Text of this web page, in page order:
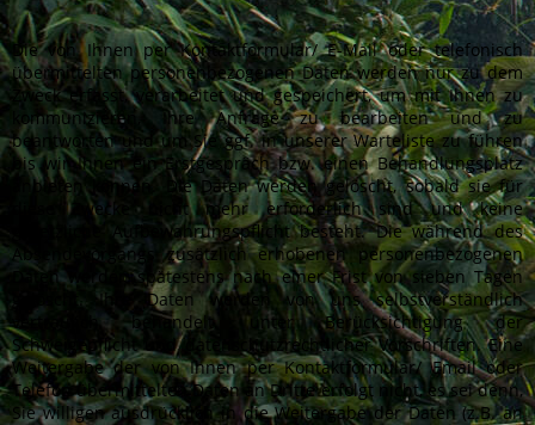
Die von Ihnen per Kontaktformular/ E-Mail oder telefonisch
übermittelten personenbezogenen Daten werden nur zu dem
Zweck erfasst, verarbeitet und gespeichert, um mit Ihnen zu
kommunizieren, Ihre Anfrage zu bearbeiten und zu
beantworten und um Sie ggf. in unserer Warteliste zu führen
bis wir Ihnen ein Erstgespräch bzw. einen Behandlungsplatz
anbieten können. Die Daten werden gelöscht, sobald sie für
diese Zwecke nicht mehr erforderlich sind und keine
gesetzliche Aufbewahrungspflicht besteht. Die während des
Absendevorgangs zusätzlich erhobenen personenbezogenen
Daten werden spätestens nach einer Frist von sieben Tagen
gelöscht. Ihre Daten werden von uns selbstverständlich
vertraulich behandelt, unter Berücksichtigung der
Schweigepflicht und datenschutzrechtlicher Vorschriften. Eine
Weitergabe der von Ihnen per Kontaktformular/ Email oder
Telefon übermittelten Daten an Dritte erfolgt nicht, es sei denn,
Sie willigen ausdrücklich in die Weitergabe der Daten (z.B. an